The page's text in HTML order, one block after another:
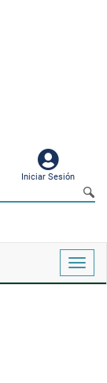
Iniciar Sesión